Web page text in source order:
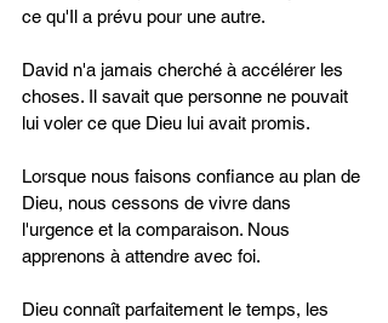
ce qu'Il a prévu pour une autre.
David n'a jamais cherché à accélérer les
choses. Il savait que personne ne pouvait
lui voler ce que Dieu lui avait promis.
Lorsque nous faisons confiance au plan de
Dieu, nous cessons de vivre dans
l'urgence et la comparaison. Nous
apprenons à attendre avec foi.
Dieu connaît parfaitement le temps, les